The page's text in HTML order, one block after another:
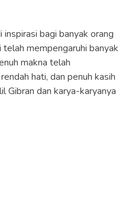
bagi banyak orang
telah mempengaruhi banyak
makna telah
hati, dan penuh kasih
Gibran dan karya-karyanya